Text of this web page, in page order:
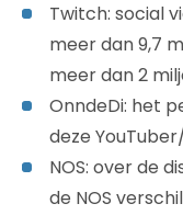
Twitch: social
meer dan 9,7
meer dan 2
OnndeDi: het
deze
NOS: over de
de NOS